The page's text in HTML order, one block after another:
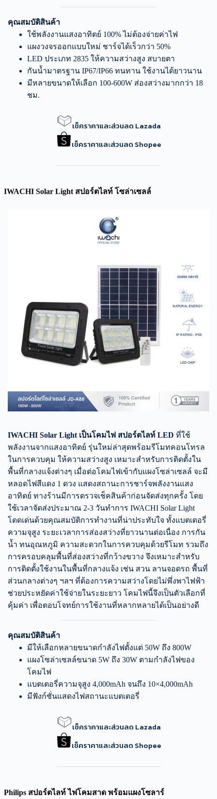
คุณสมบัติสินค้า
ใช้พลังงานแสงอาทิตย์ 100% ไม่ต้องจ่ายค่าไฟ
แผงวงจรออกแบบใหม่ ชาร์จได้เร็วกว่า 50%
LED ประเภท 2835 ให้ความสว่างสูง สบายตา
กันน้ำมาตรฐาน IP67/IP66 ทนทาน ใช้งานได้ยาวนาน
มีหลายขนาดให้เลือก 100-600W ส่องสว่างมากกว่า 18
ชม.
เช็คราคาและส่วนลด Lazada
เช็คราคาและส่วนลด Shopee
IWACHI Solar Light สปอร์ตไลท์ โซล่าเซลล์
IWACHI Solar Light เป็นโคมไฟ สปอร์ตไลท์ LED ที่ใช้
พลังงานจากแสงอาทิตย์ รุ่นใหม่ล่าสุดพร้อมรีโมทคอนโทรล
ในการควบคุม ให้ความสว่างสูง เหมาะสำหรับการติดตั้งใน
พื้นที่กลางแจ้งต่างๆ เมื่อต่อโคมไฟเข้ากับแผงโซล่าเซลล์ จะมี
หลอดไฟสีแดง 1 ดวง แสดงสถานะการชาร์จพลังงานแสง
อาทิตย์ ทางร้านมีการตรวจเช็คสินค้าก่อนจัดส่งทุกครั้ง โดย
ใช้เวลาจัดส่งประมาณ 2-3 วันทำการ IWACHI Solar Light
โดดเด่นด้วยคุณสมบัติการทำงานที่น่าประทับใจ ทั้งแบตเตอรี่
ความจุสูง ระยะเวลาการส่องสว่างที่ยาวนานต่อเนื่อง การกัน
น้ำ ทนอุณหภูมิ ความสะดวกในการควบคุมด้วยรีโมท รวมถึง
การครอบคลุมพื้นที่ส่องสว่างที่กว้างขวาง จึงเหมาะสำหรับ
การติดตั้งใช้งานในพื้นที่กลางแจ้ง เช่น สวน ลานจอดรถ พื้นที่
ส่วนกลางต่างๆ ฯลฯ ที่ต้องการความสว่างโดยไม่พึ่งพาไฟฟ้า
ช่วยประหยัดค่าใช้จ่ายในระยะยาว โคมไฟนี้จึงเป็นตัวเลือกที่
คุ้มค่า เพื่อตอบโจทย์การใช้งานที่หลากหลายได้เป็นอย่างดี
คุณสมบัติสินค้า
มีให้เลือกหลายขนาดกำลังไฟตั้งแต่ 50W ถึง 800W
แผงโซล่าเซลล์ขนาด 5W ถึง 30W ตามกำลังไฟของ
โคมไฟ
แบตเตอรี่ความจุสูง 4,000mAh จนถึง 10×4,000mAh
มีฟังก์ชั่นแสดงไฟสถานะแบตเตอรี่
เช็คราคาและส่วนลด Lazada
เช็คราคาและส่วนลด Shopee
Philips สปอร์ตไลท์ ไฟโคมสาด พร้อมแผงโซลาร์